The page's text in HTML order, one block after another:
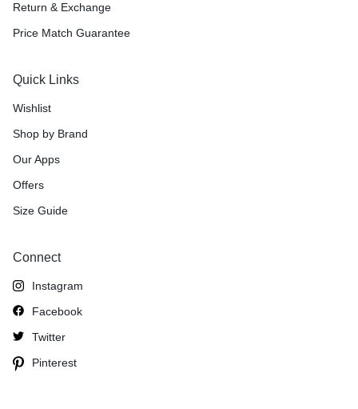
Return & Exchange
Price Match Guarantee
Quick Links
Wishlist
Shop by Brand
Our Apps
Offers
Size Guide
Connect
Instagram
Facebook
Twitter
Pinterest